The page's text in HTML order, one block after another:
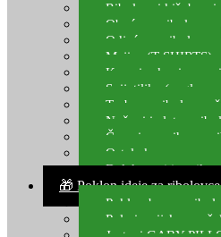
Ribolovni kišobrani
Obuća za ribolov
Odjeća za ribolov
Majice (T-SHIRTS)
Kape i rukavice za
Svijetiljke
Torbe za ribolovne
Noževi i alat za
Čamci za prihranu
Ostala kamp oprema
Dalekozori i optika
🎁 Poklon ideje za ribolovce
Poklon bon za
Polarizacijske naočale